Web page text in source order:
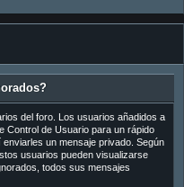
del foro. Los usuarios añadidos a
Control de Usuario para un rápido
un mensaje privado. Según
usuarios pueden visualizarse
todos sus mensajes